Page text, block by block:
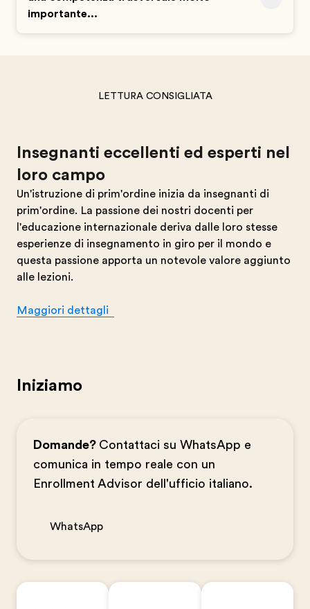
importante...
LETTURA CONSIGLIATA
Insegnanti eccellenti ed esperti nel
loro campo
Un'istruzione di prim'ordine inizia da insegnanti di
prim'ordine. La passione dei nostri docenti per
l'educazione internazionale deriva dalle loro stesse
esperienze di insegnamento in giro per il mondo e
questa passione apporta un notevole valore aggiunto
alle lezioni.
Maggiori dettagli
Iniziamo
Domande? Contattaci su WhatsApp e
comunica in tempo reale con un
Enrollment Advisor dell'ufficio italiano.
WhatsApp